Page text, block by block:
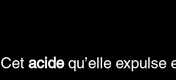
Cet acidequ’elle expulse